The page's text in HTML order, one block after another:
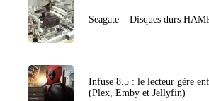
Seagate – Disques durs
Infuse 8.5 : le lecteur gère
(Plex, Emby et Jellyfin)